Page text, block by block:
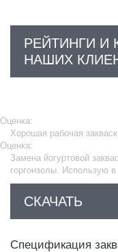
РЕЙТИНГИ И
НАШИХ
Оценка:
Хорошая рабочая
Оценка:
Замена йогуртовой
горгонзолы. Использую
СКАЧАТЬ
Спецификация